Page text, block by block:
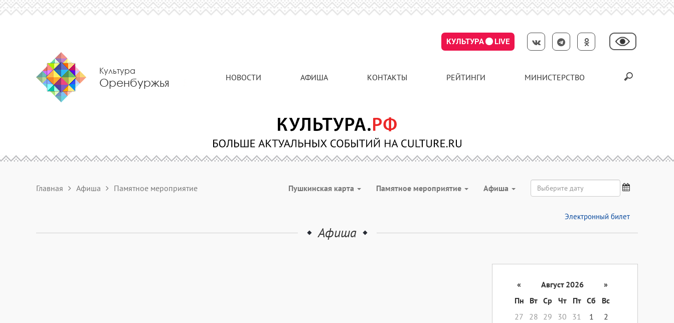
КУЛЬТУРА LIVE
Культура
Оренбуржья НОВОСТИ АФИША КОНТАКТЫ РЕЙТИНГИ МИНИСТЕРСТВО
Главная Афиша Памятное мероприятие Пушкинская карта Памятное мероприятие Aфиша
Электронный билет
Афиша
« Август 2026
»
Пн
Вт Ср Чт Пт Сб
Вс
27
28 29 30 31 1
2